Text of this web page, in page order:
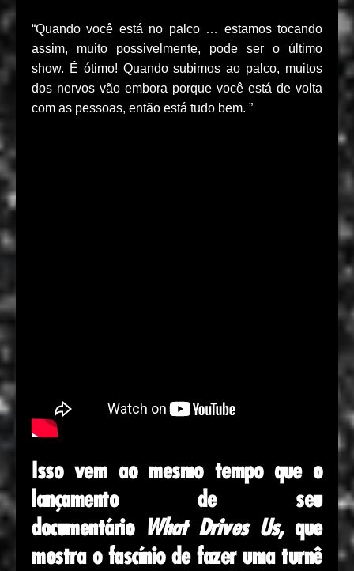
“Quando você está no palco … estamos tocando
assim, muito possivelmente, pode ser o último
show. É ótimo! Quando subimos ao palco, muitos
dos nervos vão embora porque você está de volta
com as pessoas, então está tudo bem. ”
Isso vem ao mesmo tempo que o
lançamento de seu
documentário What Drives Us, que
mostra o fascínio de fazer uma turnê